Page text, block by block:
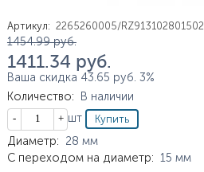
Артикул: 2265260005/RZ913102801502
Цена
1 454.99 руб.
1 411.34 руб.
Ваша скидка 43.65 руб. 3%
Количество:
В наличии
Кол-во
шт
Характеристики
Диаметр: 28 мм
С переходом на диаметр: 15 мм